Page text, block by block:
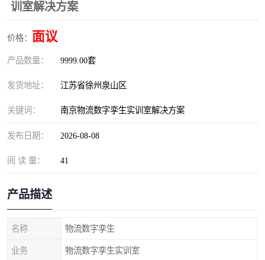
训室解决方案
价格： 面议
产品数量： 9999.00套
发货地址： 江苏省徐州泉山区
关键词： 南京物流数字孪生实训室解决方案
发布日期： 2026-08-08
阅 读 量： 41
产品描述
名称 物流数字孪生
业务 物流数字孪生实训室